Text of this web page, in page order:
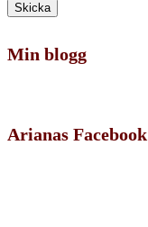
Min blogg
Arianas Facebook